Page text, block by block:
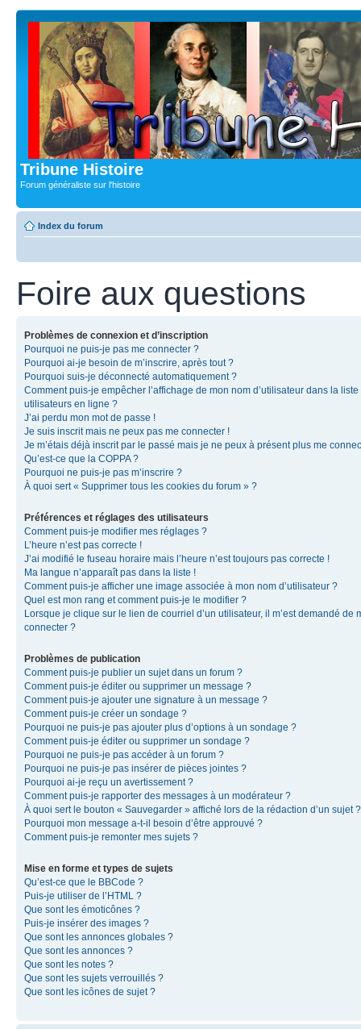
Tribune Histoire
Forum généraliste sur l'histoire
Index du forum
Foire aux questions
Problèmes de connexion et d’inscription
Pourquoi ne puis-je pas me connecter ?
Pourquoi ai-je besoin de m’inscrire, après tout ?
Pourquoi suis-je déconnecté automatiquement ?
Comment puis-je empêcher l’affichage de mon nom d’utilisateur dans la liste
utilisateurs en ligne ?
J’ai perdu mon mot de passe !
Je suis inscrit mais ne peux pas me connecter !
Je m’étais déjà inscrit par le passé mais je ne peux à présent plus me
Qu’est-ce que la COPPA ?
Pourquoi ne puis-je pas m’inscrire ?
À quoi sert « Supprimer tous les cookies du forum » ?
Préférences et réglages des utilisateurs
Comment puis-je modifier mes réglages ?
L’heure n’est pas correcte !
J’ai modifié le fuseau horaire mais l’heure n’est toujours pas correcte !
Ma langue n’apparaît pas dans la liste !
Comment puis-je afficher une image associée à mon nom d’utilisateur ?
Quel est mon rang et comment puis-je le modifier ?
Lorsque je clique sur le lien de courriel d’un utilisateur, il m’est demandé de
connecter ?
Problèmes de publication
Comment puis-je publier un sujet dans un forum ?
Comment puis-je éditer ou supprimer un message ?
Comment puis-je ajouter une signature à un message ?
Comment puis-je créer un sondage ?
Pourquoi ne puis-je pas ajouter plus d’options à un sondage ?
Comment puis-je éditer ou supprimer un sondage ?
Pourquoi ne puis-je pas accéder à un forum ?
Pourquoi ne puis-je pas insérer de pièces jointes ?
Pourquoi ai-je reçu un avertissement ?
Comment puis-je rapporter des messages à un modérateur ?
À quoi sert le bouton « Sauvegarder » affiché lors de la rédaction d’un sujet ?
Pourquoi mon message a-t-il besoin d’être approuvé ?
Comment puis-je remonter mes sujets ?
Mise en forme et types de sujets
Qu’est-ce que le BBCode ?
Puis-je utiliser de l’HTML ?
Que sont les émoticônes ?
Puis-je insérer des images ?
Que sont les annonces globales ?
Que sont les annonces ?
Que sont les notes ?
Que sont les sujets verrouillés ?
Que sont les icônes de sujet ?